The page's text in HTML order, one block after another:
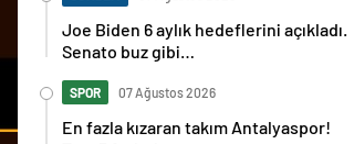
Joe Biden 6 aylık hedeflerini açıkladı.
Senato buz gibi…
En fazla kızaran takım Antalyaspor!
Tam 5 futbolcu….